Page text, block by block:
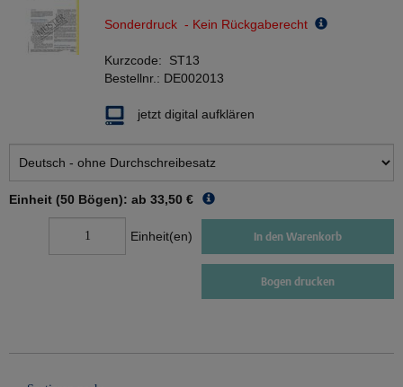
Sonderdruck - Kein Rückgaberecht
Kurzcode: ST13
Bestellnr.: DE002013
jetzt digital aufklären
Einheit (50 Bögen): ab 33,50 €
Einheit(en) In den Warenkorb
Bogen drucken